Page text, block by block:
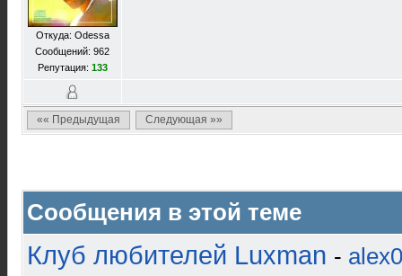
Откуда: Odessa
Сообщений: 962
Репутация: 133
«« Предыдущая Следующая »»
Сообщения в этой теме
Клуб любителей Luxman -